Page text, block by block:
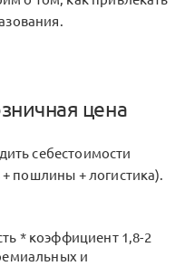
цена
себестоимости
пошлины + логистика).
* коэффициент 1,8-2
и